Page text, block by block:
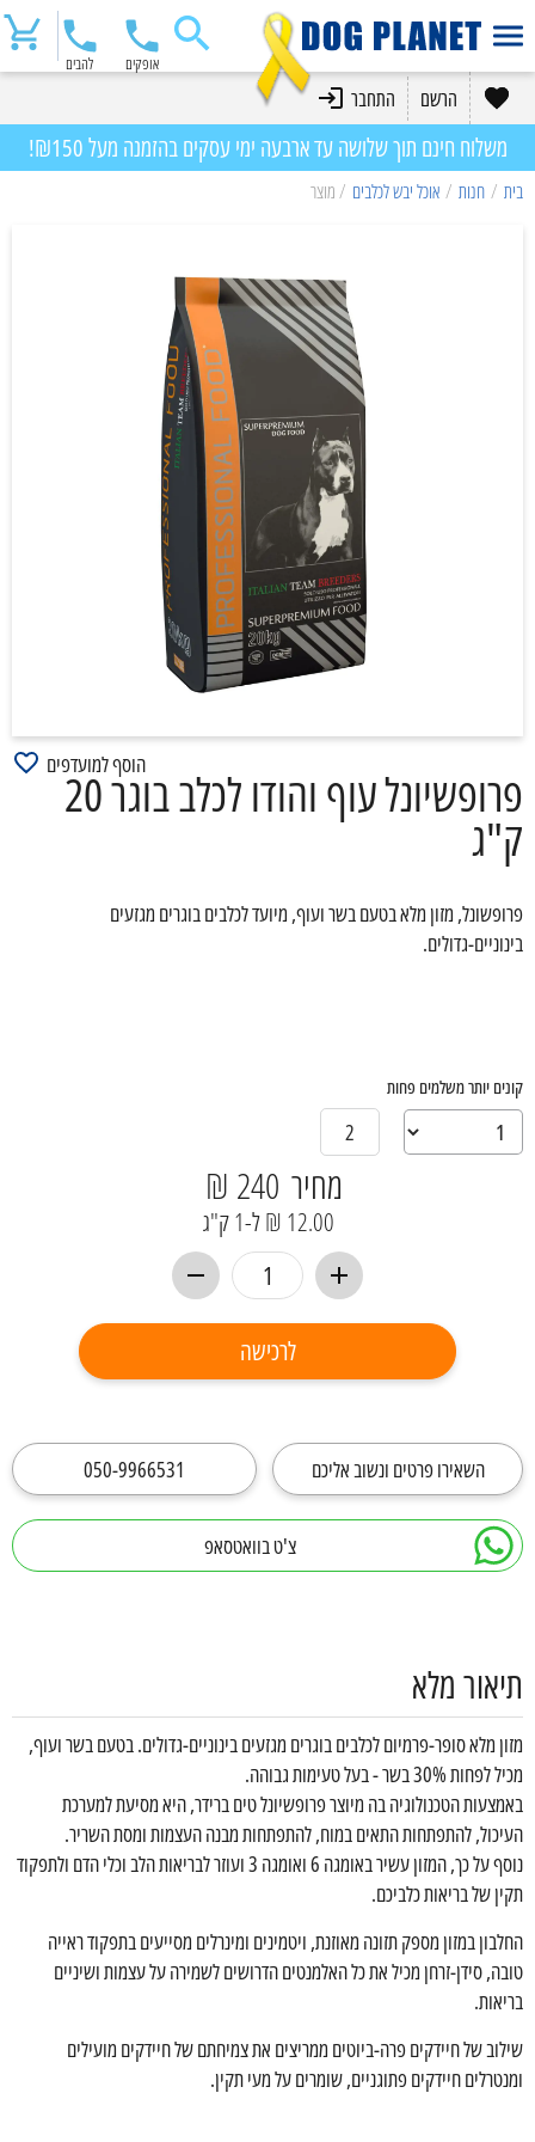
אופקים להבים
הרשם התחבר
משלוח חינם תוך שלושה עד ארבעה ימי עסקים בהזמנה מעל ₪150!
בית / חנות / אוכל יבש לכלבים / מוצר
פרופשיונל עוף והודו לכלב בוגר 20
ק"ג
הוסף למועדפים
פרופשונל, מזון מלא בטעם בשר ועוף, מיועד לכלבים בוגרים מגזעים
בינוניים-גדולים.
קונים יותר משלמים פחות
2
מחיר 240 ₪
12.00 ₪ ל-1 ק"ג
לרכישה
השאירו פרטים ונשוב אליכם 050-9966531
צ'ט בוואטסאפ
תיאור מלא
מזון מלא סופר-פרמיום לכלבים בוגרים מגזעים בינוניים-גדולים. בטעם בשר ועוף,
מכיל לפחות 30% בשר - בעל טעימות גבוהה.
באמצעות הטכנולוגיה בה מיוצר פרופשיונל טים ברידר, היא מסיעת למערכת
העיכול, להתפתחות התאים במוח, להתפתחות מבנה העצמות ומסת השריר.
נוסף על כך, המזון עשיר באומגה 6 ואומגה 3 ועוזר לבריאות הלב וכלי הדם ולתפקוד
תקין של בריאות כלביכם.
החלבון במזון מספק תזונה מאוזנת, ויטמינים ומינרלים מסייעים בתפקוד ראייה
טובה, סידן-זרחן מכיל את כל האלמנטים הדרושים לשמירה על עצמות ושיניים
בריאות.
שילוב של חיידקים פרה-ביוטים ממריצים את צמיחתם של חיידקים מועילים
ומנטרלים חיידקים פתוגניים, שומרים על מעי תקין.